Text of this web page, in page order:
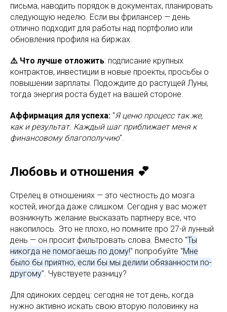
письма, наводить порядок в документах, планировать
следующую неделю. Если вы фрилансер — день
отлично подходит для работы над портфолио или
обновления профиля на биржах.
⚠️ Что лучше отложить: подписание крупных
контрактов, инвестиции в новые проекты, просьбы о
повышении зарплаты. Подождите до растущей Луны,
тогда энергия роста будет на вашей стороне.
Аффирмация для успеха: "Я ценю процесс так же,
как и результат. Каждый шаг приближает меня к
финансовому благополучию".
Любовь и отношения 💕
Стрелец в отношениях — это честность до мозга
костей, иногда даже слишком. Сегодня у вас может
возникнуть желание высказать партнеру все, что
накопилось. Это не плохо, но помните про 27-й лунный
день — он просит фильтровать слова. Вместо "Ты
никогда не помогаешь по дому!" попробуйте "Мне
было бы приятно, если бы мы делили обязанности по-
другому". Чувствуете разницу?
Для одиноких сердец: сегодня не тот день, когда
нужно активно искать свою вторую половинку на